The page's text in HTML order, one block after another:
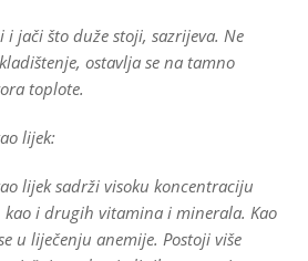
i jači što duže stoji, sazrijeva. Ne
ostavlja se na tamno
toplote.
lijek:
lijek sadrži visoku koncentraciju
kao i drugih vitamina i minerala. Kao
u liječenju anemije. Postoji više